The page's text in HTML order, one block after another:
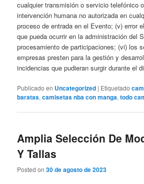
cualquier transmisión o servicio telefónico
intervención humana no autorizada en
proceso de entrada en el Evento; (v) error
que pueda ocurrir en la administración del
procesamiento de participaciones; (vi) los
empresas presten para la gestión y
incidencias que pudieran surgir durante el
Publicado en Uncategorized | Etiquetado
baratas,camisetas nba con manga,todo
Amplia Selección De
Y Tallas
Posted on30 de agosto de 2023